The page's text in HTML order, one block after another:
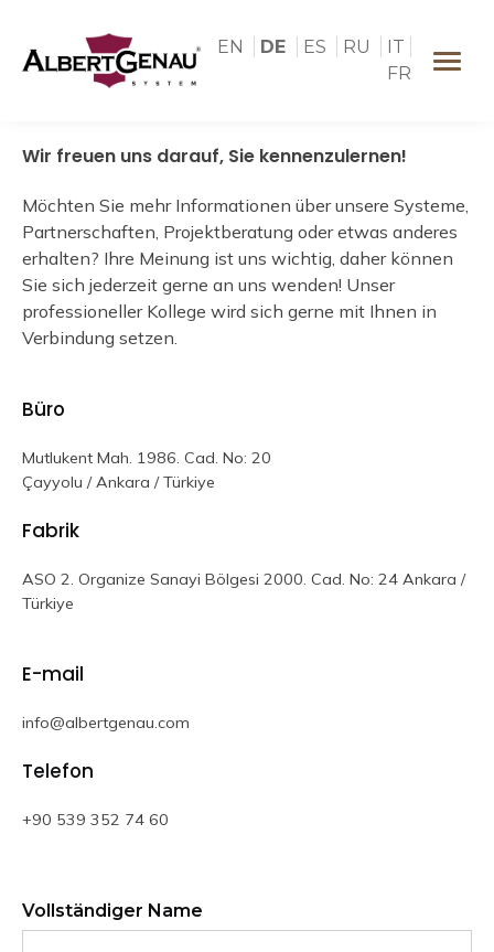
EN DE ES RU
IT
FR
Wir freuen uns darauf, Sie kennenzulernen!
Möchten Sie mehr Informationen über unsere Systeme,
Partnerschaften, Projektberatung oder etwas anderes
erhalten? Ihre Meinung ist uns wichtig, daher können
Sie sich jederzeit gerne an uns wenden! Unser
professioneller Kollege wird sich gerne mit Ihnen in
Verbindung setzen.
Büro
Mutlukent Mah. 1986. Cad. No: 20
Çayyolu / Ankara / Türkiye
Fabrik
ASO 2. Organize Sanayi Bölgesi 2000. Cad. No: 24 Ankara /
Türkiye
E-mail
info@albertgenau.com
Telefon
+90 539 352 74 60
Vollständiger Name